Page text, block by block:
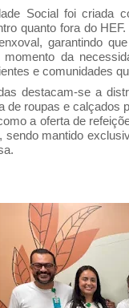
Social foi criada
quanto fora do
garantindo
da
e comunidades
destacam-se a
de roupas e
a oferta de
mantido